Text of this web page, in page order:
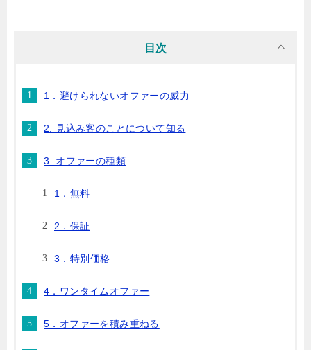
目次
1．避けられないオファーの威力
2. 見込み客のことについて知る
3. オファーの種類
1．無料
2．保証
3．特別価格
4．ワンタイムオファー
5．オファーを積み重ねる